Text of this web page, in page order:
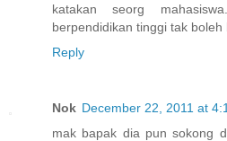
katakan seorg
berpendidikan tinggi tak boleh
Reply
Nok December 22, 2011 at
mak bapak dia pun sokong